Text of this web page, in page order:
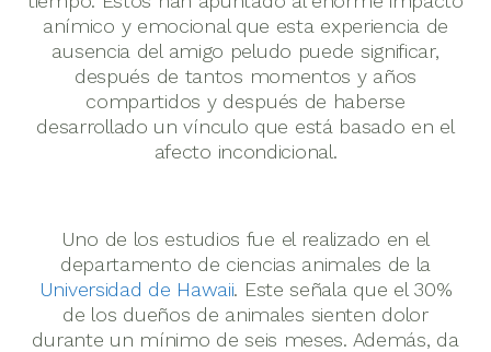
anímico y emocional que esta experiencia de
ausencia del amigo peludo puede significar,
después de tantos momentos y años
compartidos y después de haberse
desarrollado un vínculo que está basado en el
afecto incondicional.
Uno de los estudios fue el realizado en el
departamento de ciencias animales de la
Universidad de Hawaii. Este señala que el 30%
de los dueños de animales sienten dolor
durante un mínimo de seis meses. Además, da